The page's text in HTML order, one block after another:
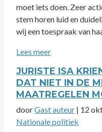
moet iets doen. Zeer
stem horen luid en
wij een toespraak van
Lees meer
JURISTE ISA
DAT NIET IN DE
MAATREGELEN
doorGast auteur | 12
Nationale politiek